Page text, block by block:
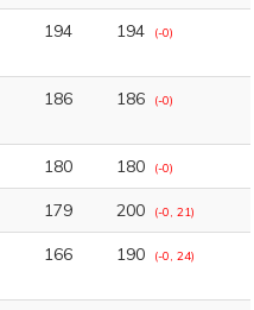
194 194 (-0)
186 186 (-0)
180 180 (-0)
179 200 (-0, 21)
166 190 (-0, 24)